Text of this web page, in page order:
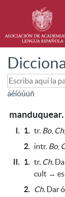
áéíóúüñ
manduquear.
I. 1. tr. Bo, Ch,
2. intr. Bo,
II. 1. tr. Ch.
cult →
2.
Ch. Dar